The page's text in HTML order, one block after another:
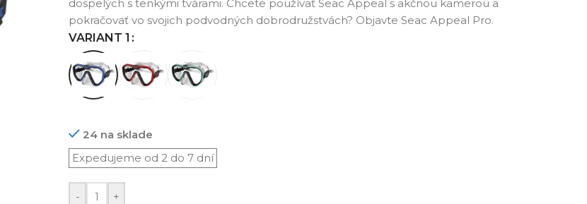
dospelých s tenkými tvárami. Chcete používať Seac Appeal s akčnou kamerou a
pokračovať vo svojich podvodných dobrodružstvách? Objavte Seac Appeal Pro.
VARIANT 1
24 na sklade
- +